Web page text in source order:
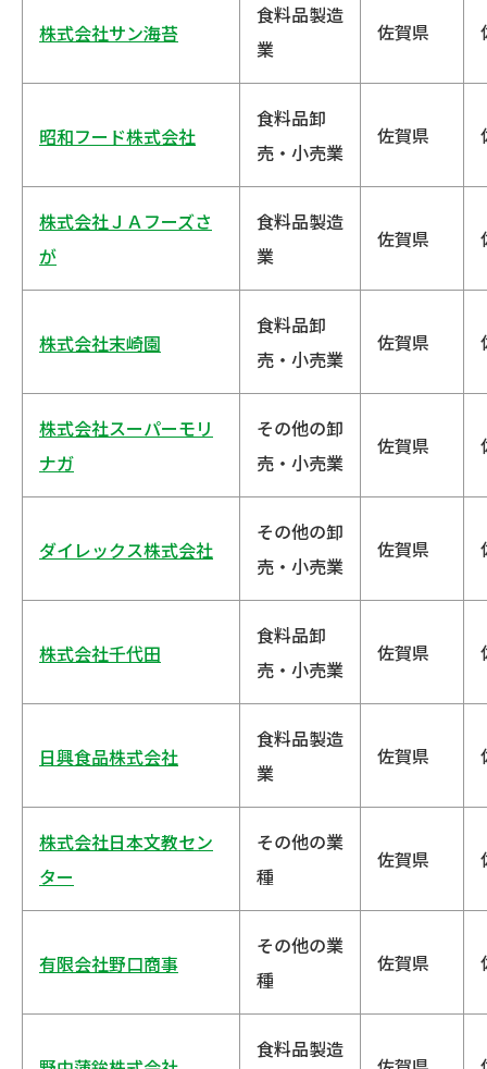
株式会社サン海苔
食料品製造
業
佐賀県
昭和フード株式会社
食料品卸
売・小売業
佐賀県
株式会社ＪＡフーズさ
が
食料品製造
業
佐賀県
株式会社末崎園
食料品卸
売・小売業
佐賀県
株式会社スーパーモリ
ナガ
その他の卸
売・小売業
佐賀県
ダイレックス株式会社
その他の卸
売・小売業
佐賀県
株式会社千代田
食料品卸
売・小売業
佐賀県
日興食品株式会社
食料品製造
業
佐賀県
株式会社日本文教セン
ター
その他の業
種
佐賀県
有限会社野口商事
その他の業
種
佐賀県
食料品製造